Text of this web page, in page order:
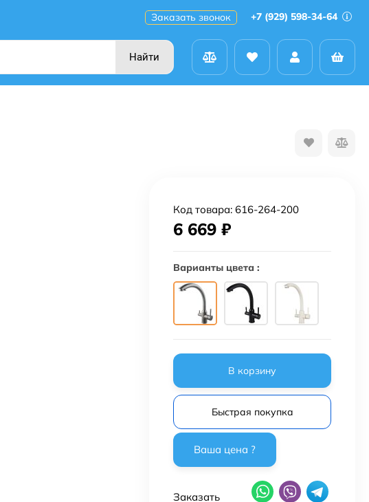
Заказать звонок +7 (929) 598-34-64
Найти
Код товара: 616-264-200
6 669 ₽
Варианты цвета :
В корзину
Быстрая покупка
Заказать